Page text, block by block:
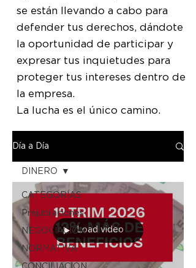
se están llevando a cabo para
defender tus derechos, dándote
la oportunidad de participar y
expresar tus inquietudes para
proteger tus intereses dentro de
la empresa.
La lucha es el único camino.
Día a Día
CATEGORÍAS
Prejubilaciones
NEGOCIACIÓN
NORMATIVA
DINERO
Load video